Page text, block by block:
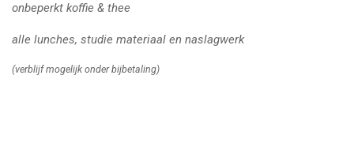
onbeperkt koffie & thee
alle lunches, studie materiaal en naslagwerk
(verblijf mogelijk onder bijbetaling)